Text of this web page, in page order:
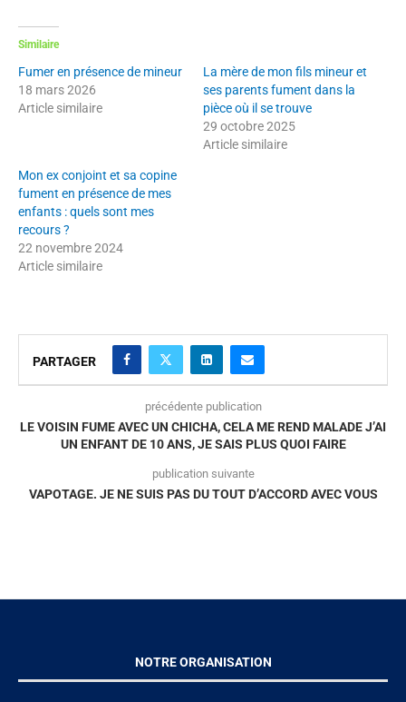
Similaire
Fumer en présence de mineur
18 mars 2026
Article similaire
La mère de mon fils mineur et
ses parents fument dans la
pièce où il se trouve
29 octobre 2025
Article similaire
Mon ex conjoint et sa copine
fument en présence de mes
enfants : quels sont mes
recours ?
22 novembre 2024
Article similaire
PARTAGER
précédente publication
LE VOISIN FUME AVEC UN CHICHA, CELA ME REND MALADE J’AI
UN ENFANT DE 10 ANS, JE SAIS PLUS QUOI FAIRE
publication suivante
VAPOTAGE. JE NE SUIS PAS DU TOUT D’ACCORD AVEC VOUS
NOTRE ORGANISATION